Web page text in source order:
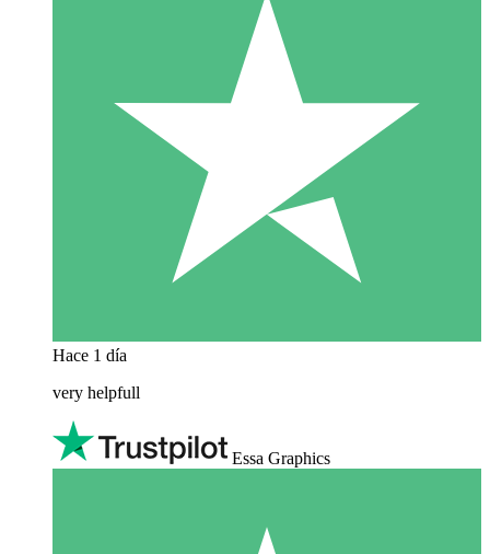
Hace 1 día
very helpfull
Essa Graphics